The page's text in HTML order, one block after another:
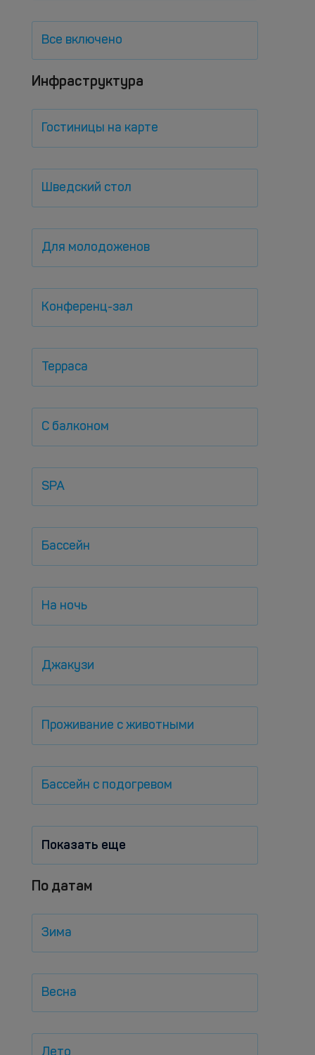
Все включено
Инфраструктура
Гостиницы на карте
Шведский стол
Для молодоженов
Конференц-зал
Терраса
С балконом
SPA
Бассейн
На ночь
Джакузи
Проживание с животными
Бассейн с подогревом
Показать еще
По датам
Зима
Весна
Лето